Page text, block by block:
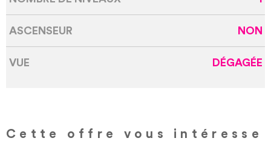
ASCENSEUR NON
VUE DÉGAGÉE
Cette offre vous intéresse